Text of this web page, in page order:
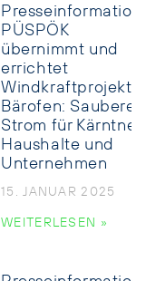
Presseinformation:
PÜSPÖK
übernimmt und
errichtet
Windkraftprojekt
Bärofen: Sauberer
Strom für Kärntner
Haushalte und
Unternehmen
15. JANUAR 2025
WEITERLESEN »